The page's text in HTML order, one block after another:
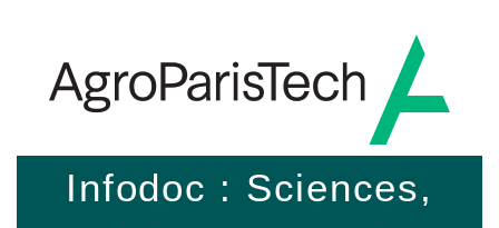
Infodoc : Sciences,